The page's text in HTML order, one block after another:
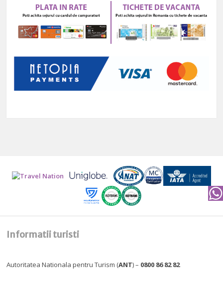
Informatii turisti
Autoritatea Nationala pentru Turism (ANT) – 0800 86 82 82